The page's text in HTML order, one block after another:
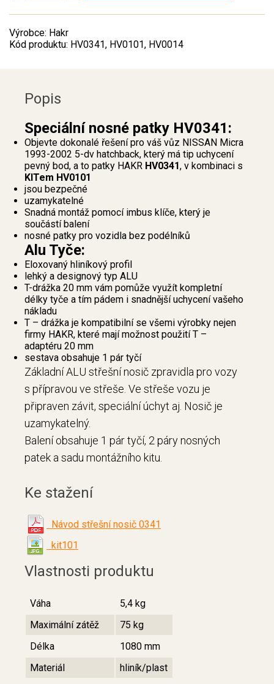
Výrobce: Hakr
Kód produktu: HV0341, HV0101, HV0014
Popis
Speciální nosné patky HV0341:
Objevte dokonalé řešení pro váš vůz NISSAN Micra
1993-2002 5-dv hatchback, který má tip uchycení
pevný bod, a to patky HAKR HV0341, v kombinaci s
KITem HV0101
jsou bezpečné
uzamykatelné
Snadná montáž pomocí imbus klíče, který je
součástí balení
nosné patky pro vozidla bez podélníků
Alu Tyče:
Eloxovaný hliníkový profil
lehký a designový typ ALU
T-drážka 20 mm vám pomůže využít kompletní
délky tyče a tím pádem i snadnější uchycení vašeho
nákladu
T – drážka je kompatibilní se všemi výrobky nejen
firmy HAKR, které mají možnost použití T –
adaptéru 20 mm
sestava obsahuje 1 pár tyčí
Základní ALU střešní nosič zpravidla pro vozy
s přípravou ve střeše. Ve střeše vozu je
připraven závit, speciální úchyt aj. Nosič je
uzamykatelný.
Balení obsahuje 1 pár tyčí, 2 páry nosných
patek a sadu montážního kitu.
Ke stažení
Návod střešní nosič 0341
kit101
Vlastnosti produktu
Váha
5,4 kg
Maximální zátěž
75 kg
Délka
1080 mm
Materiál
hliník/plast